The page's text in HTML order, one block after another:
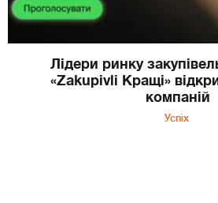
Лідери ринку
«Zakupivli Кращі»
компаній
Успіх